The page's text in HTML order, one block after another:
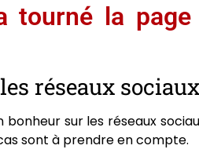
tourné la
réseaux sociaux
bonheur sur les réseaux
sont à prendre en compte.